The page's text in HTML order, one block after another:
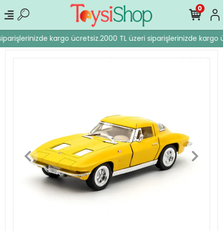
kargo ücretsiz.2000 TL üzeri siparişlerinizde kargo
0